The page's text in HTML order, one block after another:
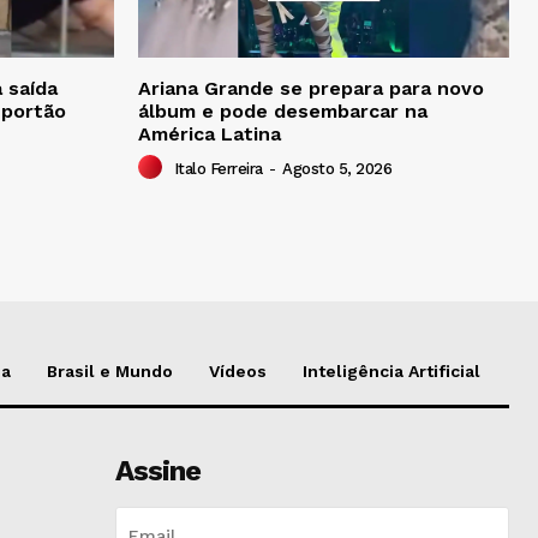
saída
Ariana Grande se prepara para novo
álbum e pode desembarcar na
América Latina
Italo Ferreira - Agosto 5, 2026
Brasil e Mundo Vídeos Inteligência Artificial
Assine